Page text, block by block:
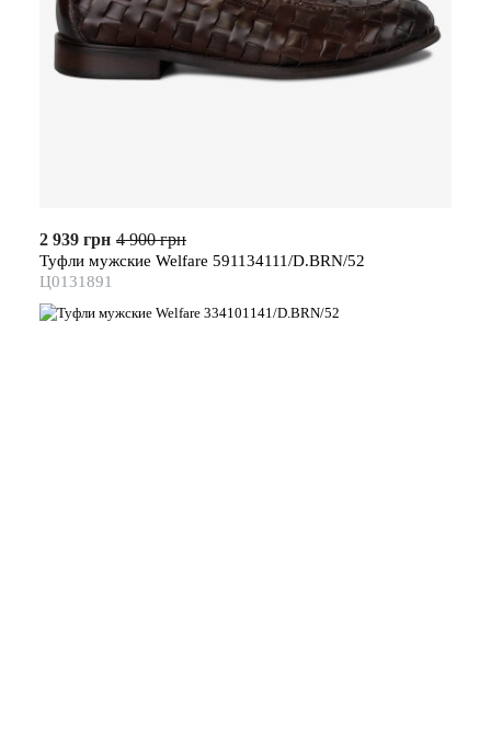
2 939 грн 4 900 грн
Туфли мужские Welfare 591134111/D.BRN/52
Ц0131891